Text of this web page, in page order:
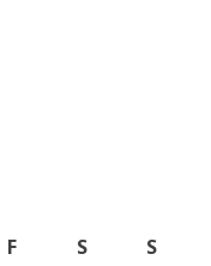
F S
S